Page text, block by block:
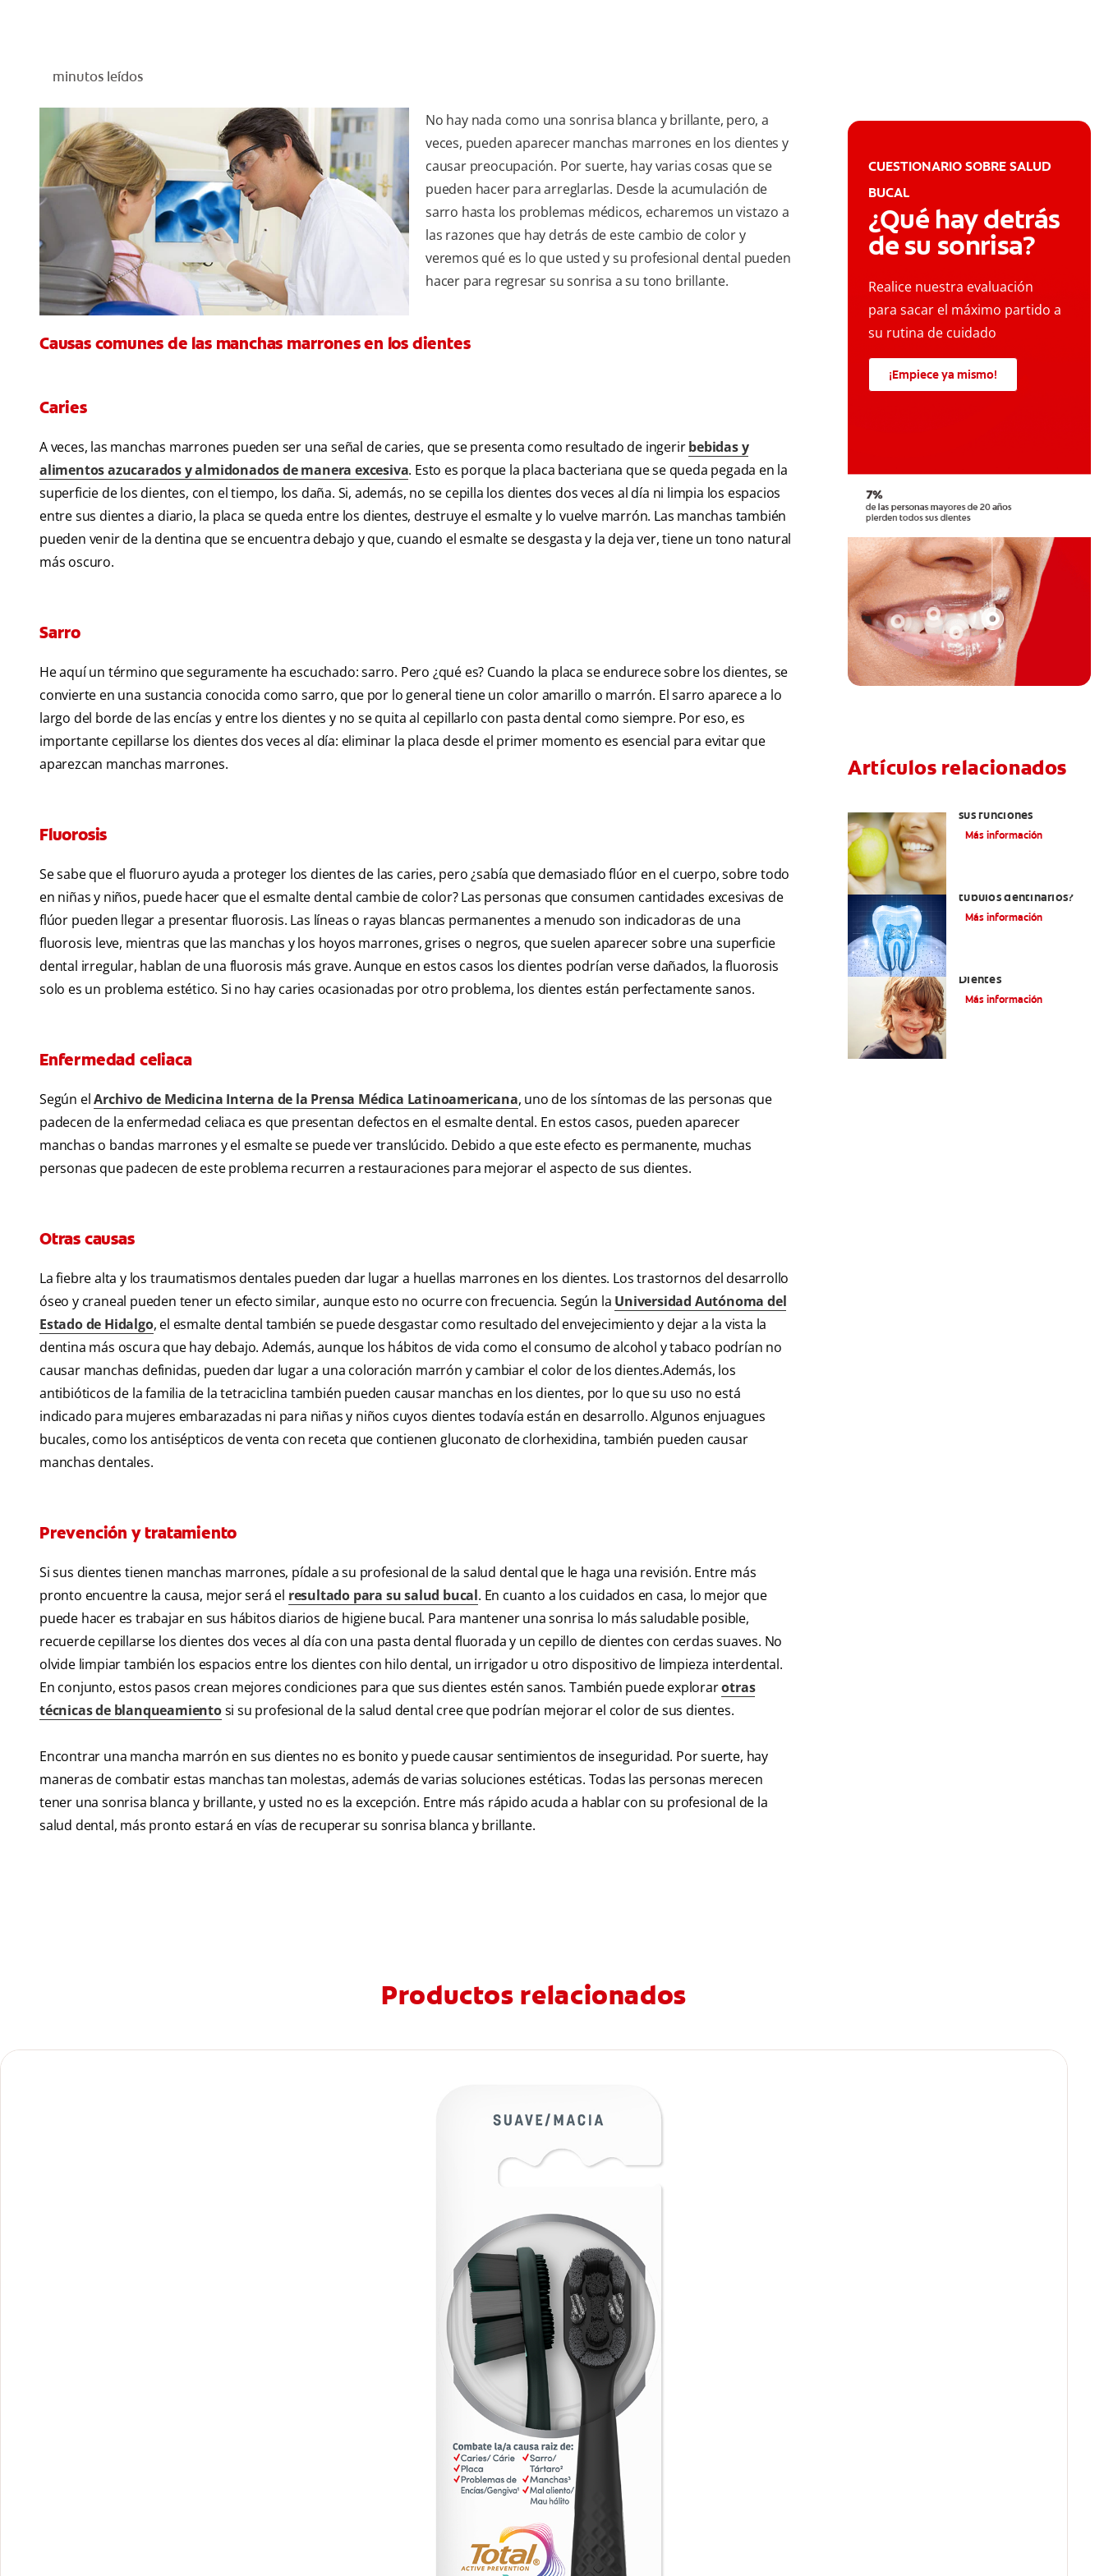
minutos leídos
No hay nada como una sonrisa blanca y brillante, pero, a
veces, pueden aparecer manchas marrones en los dientes y
causar preocupación. Por suerte, hay varias cosas que se
pueden hacer para arreglarlas. Desde la acumulación de
sarro hasta los problemas médicos, echaremos un vistazo a
las razones que hay detrás de este cambio de color y
veremos qué es lo que usted y su profesional dental pueden
hacer para regresar su sonrisa a su tono brillante.
Causas comunes de las manchas marrones en los dientes
Caries
A veces, las manchas marrones pueden ser una señal de caries, que se presenta como resultado de ingerirbebidas y
alimentos azucarados y almidonados de manera excesiva. Esto es porque la placa bacteriana que se queda pegada en la
superficie de los dientes, con el tiempo, los daña. Si, además, no se cepilla los dientes dos veces al día ni limpia los espacios
entre sus dientes a diario, la placa se queda entre los dientes, destruye el esmalte y lo vuelve marrón. Las manchas también
pueden venir de la dentina que se encuentra debajo y que, cuando el esmalte se desgasta y la deja ver, tiene un tono natural
más oscuro.
Sarro
He aquí un término que seguramente ha escuchado: sarro. Pero ¿qué es? Cuando la placa se endurece sobre los dientes, se
convierte en una sustancia conocida como sarro, que por lo general tiene un color amarillo o marrón. El sarro aparece a lo
largo del borde de las encías y entre los dientes y no se quita al cepillarlo con pasta dental como siempre. Por eso, es
importante cepillarse los dientes dos veces al día: eliminar la placa desde el primer momento es esencial para evitar que
aparezcan manchas marrones.
Fluorosis
Se sabe que el fluoruro ayuda a proteger los dientes de las caries, pero ¿sabía que demasiado flúor en el cuerpo, sobre todo
en niñas y niños, puede hacer que el esmalte dental cambie de color? Las personas que consumen cantidades excesivas de
flúor pueden llegar a presentar fluorosis. Las líneas o rayas blancas permanentes a menudo son indicadoras de una
fluorosis leve, mientras que las manchas y los hoyos marrones, grises o negros, que suelen aparecer sobre una superficie
dental irregular, hablan de una fluorosis más grave. Aunque en estos casos los dientes podrían verse dañados, la fluorosis
solo es un problema estético. Si no hay caries ocasionadas por otro problema, los dientes están perfectamente sanos.
Enfermedad celiaca
Según elArchivo de Medicina Interna de la Prensa Médica Latinoamericana, uno de los síntomas de las personas que
padecen de la enfermedad celiaca es que presentan defectos en el esmalte dental. En estos casos, pueden aparecer
manchas o bandas marrones y el esmalte se puede ver translúcido. Debido a que este efecto es permanente, muchas
personas que padecen de este problema recurren a restauraciones para mejorar el aspecto de sus dientes.
Otras causas
La fiebre alta y los traumatismos dentales pueden dar lugar a huellas marrones en los dientes. Los trastornos del desarrollo
óseo y craneal pueden tener un efecto similar, aunque esto no ocurre con frecuencia. Según la Universidad Autónoma del
Estado de Hidalgo, el esmalte dental también se puede desgastar como resultado del envejecimiento y dejar a la vista la
dentina más oscura que hay debajo. Además, aunque los hábitos de vida como el consumo de alcohol y tabaco podrían no
causar manchas definidas, pueden dar lugar a una coloración marrón y cambiar el color de los dientes.Además, los
antibióticos de la familia de la tetraciclina también pueden causar manchas en los dientes, por lo que su uso no está
indicado para mujeres embarazadas ni para niñas y niños cuyos dientes todavía están en desarrollo. Algunos enjuagues
bucales, como los antisépticos de venta con receta que contienen gluconato de clorhexidina, también pueden causar
manchas dentales.
Prevención y tratamiento
Si sus dientes tienen manchas marrones, pídale a su profesional de la salud dental que le haga una revisión. Entre más
pronto encuentre la causa, mejor será el resultado para su salud bucal. En cuanto a los cuidados en casa, lo mejor que
puede hacer es trabajar en sus hábitos diarios de higiene bucal. Para mantener una sonrisa lo más saludable posible,
recuerde cepillarse los dientes dos veces al día con una pasta dental fluorada y un cepillo de dientes con cerdas suaves. No
olvide limpiar también los espacios entre los dientes con hilo dental, un irrigador u otro dispositivo de limpieza interdental.
En conjunto, estos pasos crean mejores condiciones para que sus dientes estén sanos. También puede explorarotras
técnicas de blanqueamientosi su profesional de la salud dental cree que podrían mejorar el color de sus dientes.
Encontrar una mancha marrón en sus dientes no es bonito y puede causar sentimientos de inseguridad. Por suerte, hay
maneras de combatir estas manchas tan molestas, además de varias soluciones estéticas. Todas las personas merecen
tener una sonrisa blanca y brillante, y usted no es la excepción. Entre más rápido acuda a hablar con su profesional de la
salud dental, más pronto estará en vías de recuperar su sonrisa blanca y brillante.
CUESTIONARIO SOBRE SALUD
BUCAL
¿Qué hay detrás
de su sonrisa?
Realice nuestra evaluación
para sacar el máximo partido a
su rutina de cuidado
¡Empiece ya mismo!
Artículos relacionados
sus funciones
Más información
túbulos dentinarios?
Más información
Dientes
Más información
Productos relacionados